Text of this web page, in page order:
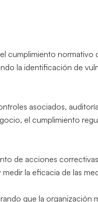
cumplimiento normativo
la identificación de
asociados,
el cumplimiento
de acciones
la eficacia de las
que la organización